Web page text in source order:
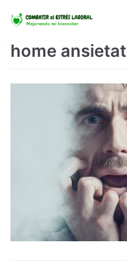
Saltar
contenido
home ansietat